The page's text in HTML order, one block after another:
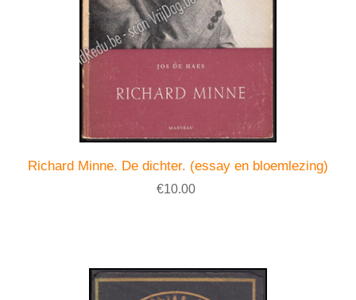
Richard Minne. De dichter. (essay en bloemlezing)
€10.00